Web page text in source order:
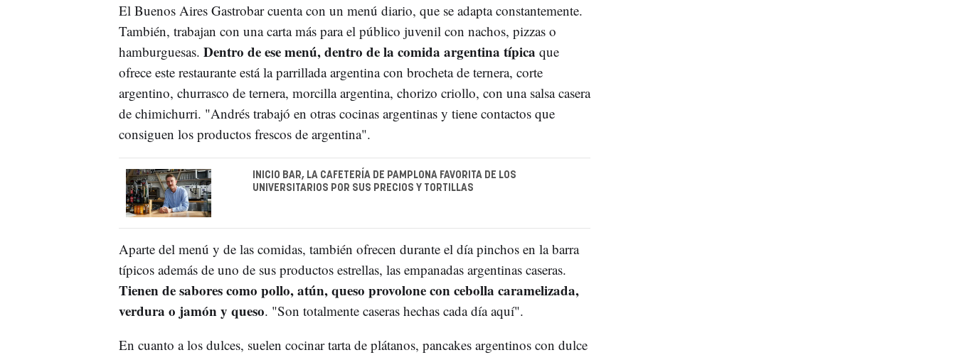
El Buenos Aires Gastrobar cuenta con un menú diario, que se adapta constantemente.
También, trabajan con una carta más para el público juvenil con nachos, pizzas o
hamburguesas. Dentro de ese menú, dentro de la comida argentina típica que
ofrece este restaurante está la parrillada argentina con brocheta de ternera, corte
argentino, churrasco de ternera, morcilla argentina, chorizo criollo, con una salsa casera
de chimichurri. "Andrés trabajó en otras cocinas argentinas y tiene contactos que
consiguen los productos frescos de argentina".
INICIO BAR, LA CAFETERÍA DE PAMPLONA FAVORITA DE LOS
UNIVERSITARIOS POR SUS PRECIOS Y TORTILLAS
Aparte del menú y de las comidas, también ofrecen durante el día pinchos en la barra
típicos además de uno de sus productos estrellas, las empanadas argentinas caseras.
Tienen de sabores como pollo, atún, queso provolone con cebolla caramelizada,
verdura o jamón y queso. "Son totalmente caseras hechas cada día aquí".
En cuanto a los dulces, suelen cocinar tarta de plátanos, pancakes argentinos con dulce